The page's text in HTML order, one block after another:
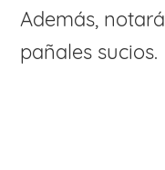
Además,
pañales sucios.